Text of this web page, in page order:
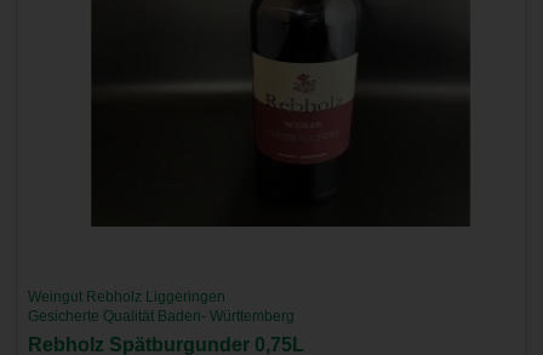
Weingut Rebholz Liggeringen
Gesicherte Qualität Baden- Württemberg
Rebholz Spätburgunder 0,75L